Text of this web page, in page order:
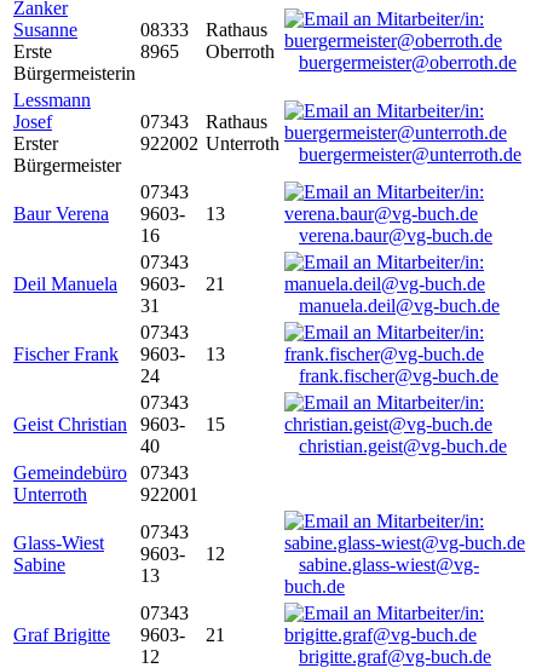
Zanker
Susanne
Erste
Bürgermeisterin
08333
8965
Rathaus
Oberroth
buergermeister@oberroth.de
Lessmann
Josef
Erster
Bürgermeister
07343
922002
Rathaus
Unterroth
buergermeister@unterroth.de
Baur Verena
07343
9603-
16
13
verena.baur@vg-buch.de
Deil Manuela
07343
9603-
31
21
manuela.deil@vg-buch.de
Fischer Frank
07343
9603-
24
13
frank.fischer@vg-buch.de
Geist Christian
07343
9603-
40
15
christian.geist@vg-buch.de
Gemeindebüro
Unterroth
07343
922001
Glass-Wiest
Sabine
07343
9603-
13
12
sabine.glass-wiest@vg-
buch.de
Graf Brigitte
07343
9603-
12
21
brigitte.graf@vg-buch.de